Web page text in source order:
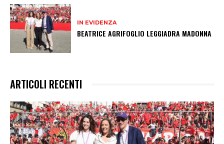
IN EVIDENZA
BEATRICE AGRIFOGLIO LEGGIADRA MADONNA
ARTICOLI RECENTI